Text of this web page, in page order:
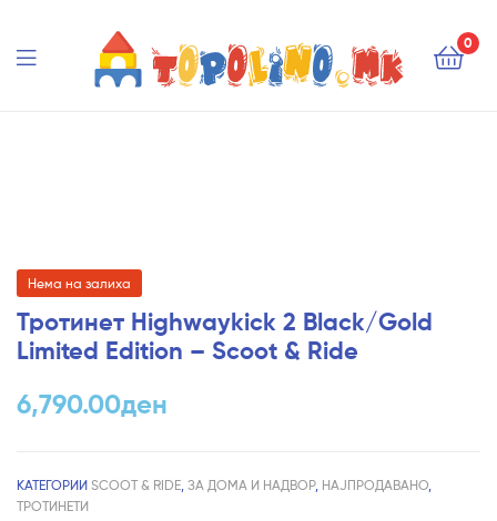
0
Нема на залиха
Тротинет Highwaykick 2 Black/Gold
Limited Edition – Scoot & Ride
6,790.00ден
КАТЕГОРИИ SCOOT & RIDE ЗА ДОМА И НАДВОР, НАЈПРОДАВАНО
ТРОТИНЕТИ